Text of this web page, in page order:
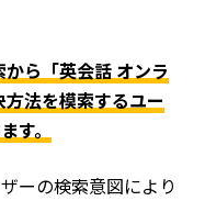
ら「英会話 オンラ
法を模索するユー
す。
ーの検索意図により